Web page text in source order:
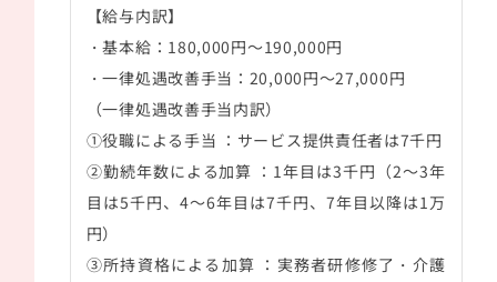
【給与内訳】
・基本給：180,000円～190,000円
・一律処遇改善手当：20,000円～27,000円
（一律処遇改善手当内訳）
①役職による手当 ：サービス提供責任者は7千円
②勤続年数による加算 ：1年目は3千円（2～3年
目は5千円、4～6年目は7千円、7年目以降は1万
円）
③所持資格による加算 ：実務者研修修了・介護